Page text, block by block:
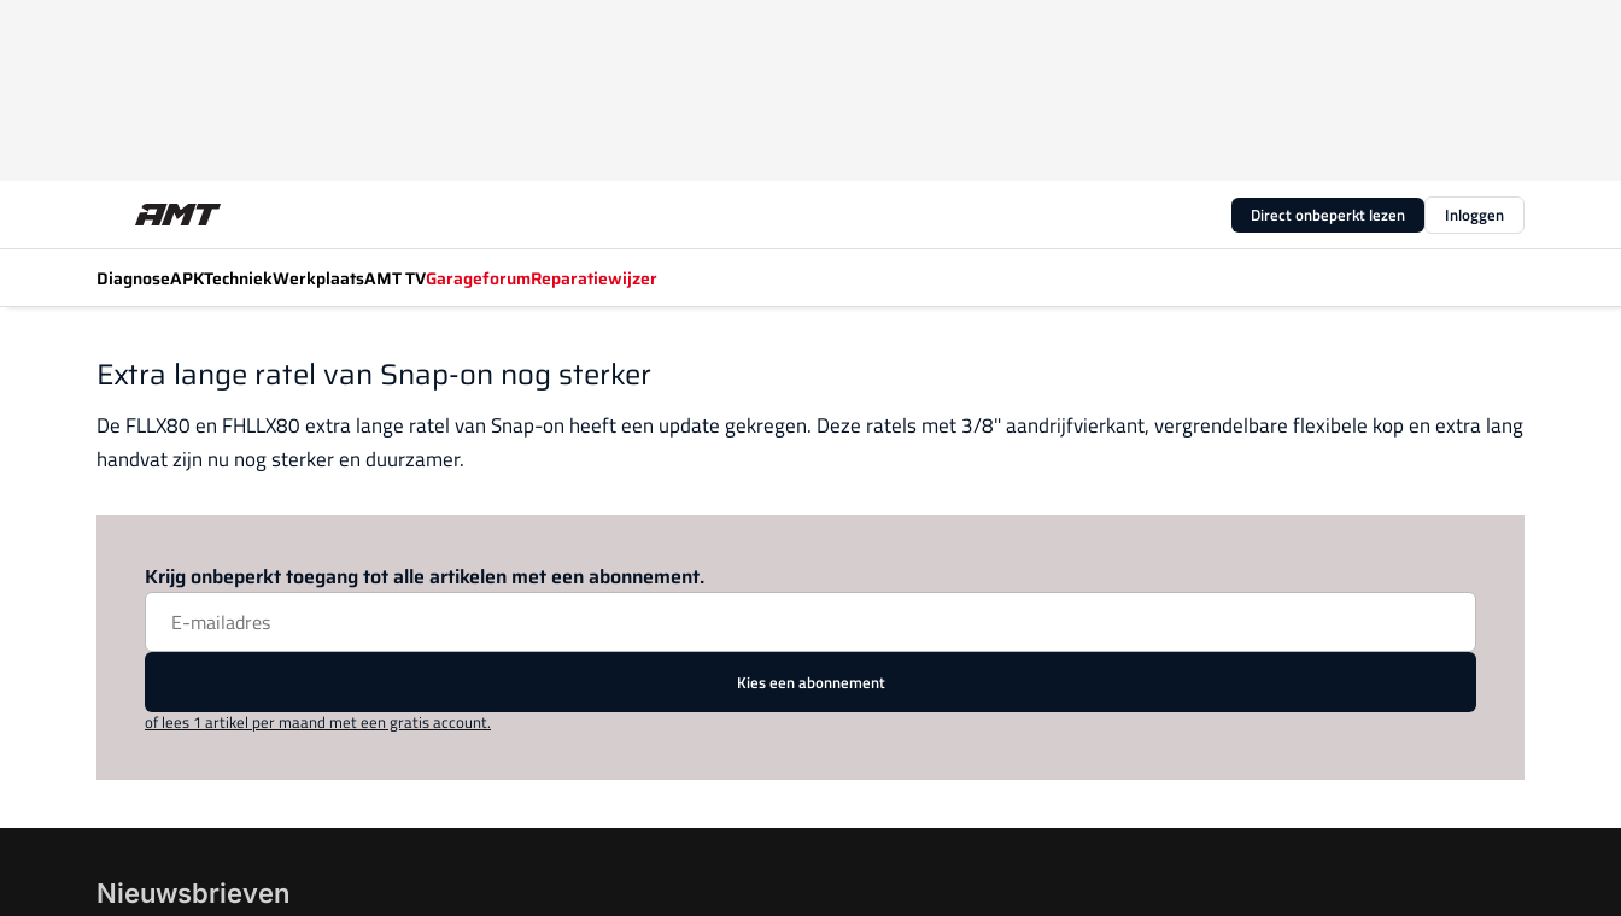
Direct onbeperkt lezen Inloggen
DiagnoseAPKTechniekWerkplaatsAMT TVGarageforumReparatiewijzer
Extra lange ratel van Snap-on nog sterker
De FLLX80 en FHLLX80 extra lange ratel van Snap-on heeft een update gekregen. Deze ratels met 3/8" aandrijfvierkant, vergrendelbare flexibele kop en extra lang
handvat zijn nu nog sterker en duurzamer.
Krijg onbeperkt toegang tot alle artikelen met een abonnement.
Kies een abonnement
of lees 1 artikel per maand met een gratis account.
Nieuwsbrieven